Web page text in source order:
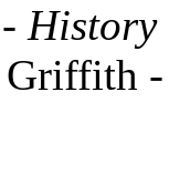
History
Griffith